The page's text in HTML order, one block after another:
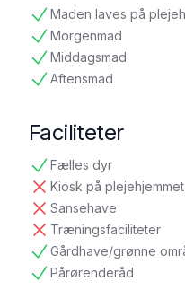
Maden laves på
tilgængelig
Morgenmad
tilgængelig
Middagsmad
tilgængelig
Aftensmad
tilgængelig
Faciliteter
Fælles dyr
tilgængelig
Kiosk på plejehjemmet
ikke tilgængelig
Sansehave
ikke tilgængelig
Træningsfaciliteter
ikke tilgængelig
Gårdhave/grønne
tilgængelig
Pårørenderåd
tilgængelig